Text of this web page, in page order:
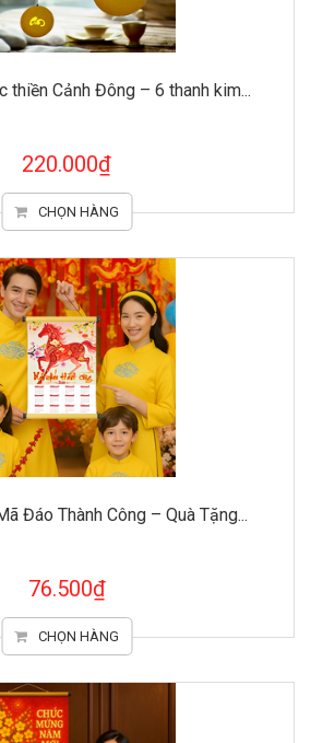
thiền Cảnh Đông – 6 thanh kim...
220.000₫
CHỌN HÀNG
Đáo Thành Công – Quà Tặng...
76.500₫
CHỌN HÀNG